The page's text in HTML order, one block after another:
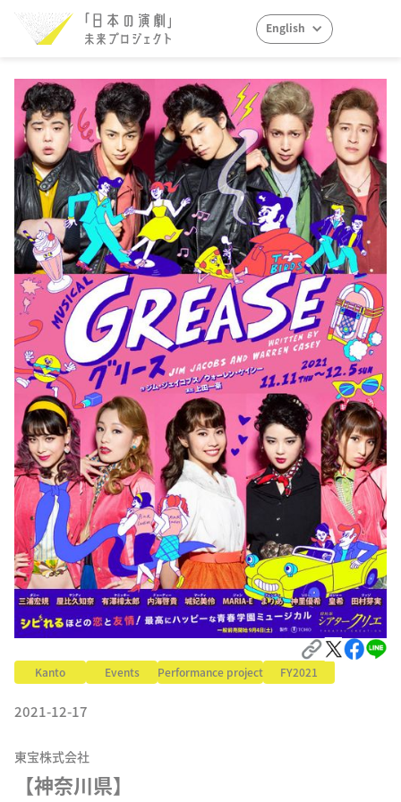
English
Kanto Events Performance project FY2021
2021-12-17
東宝株式会社
【神奈川県】